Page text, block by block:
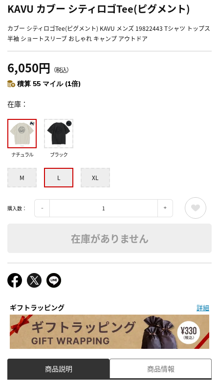
KAVU カブー シティロゴTee(ピグメント)
カブー シティロゴTee(ピグメント) KAVU メンズ 19822443 Tシャツ トップス
半袖 ショートスリーブ おしゃれ キャンプ アウトドア
6,050円 （税込）
積算 55 マイル (1倍)
在庫
ナチュラル ブラック
M L XL
購入数：
在庫がありません
ギフトラッピング 詳細
商品説明 商品情報